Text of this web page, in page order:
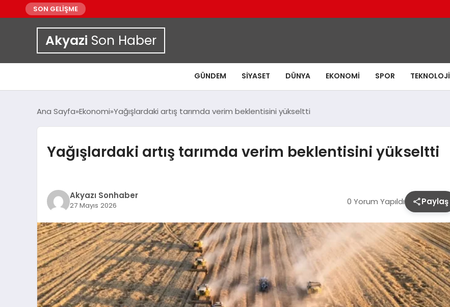
SON GELİŞME
Akyazi Son Haber
GÜNDEM SIYASET DÜNYA EKONOMI SPOR TEKNOLOJI
Ana Sayfa Ekonomi Yağışlardaki artış tarımda verim beklentisini yükseltti
Yağışlardaki artış tarımda verim beklentisini yükseltti
Akyazı Sonhaber
27 Mayıs 2026 0 Yorum Yapıldı Paylaş